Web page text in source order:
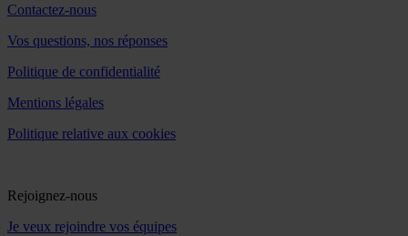
Contactez-nous
Vos questions, nos réponses
Politique de confidentialité
Mentions légales
Politique relative aux cookies
Rejoignez-nous
Je veux rejoindre vos équipes